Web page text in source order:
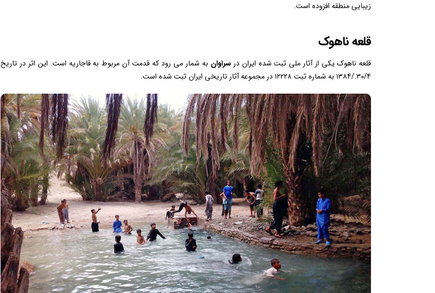
زیبایی منطقه افزوده است.
قلعه ناهوک
قلعه ناهوک یکی از آثار ملی ثبت شده ایران درسراوان به شمار می رود که قدمت آن مربوط به قاجاریه است. این اثر در تاریخ
۳۰/۴./۱۳۸۴ به شماره ثبت ۱۲۲۲۸ در مجموعه آثار تاریخی ایران ثبت شده است.